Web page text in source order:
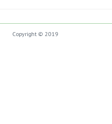
Copyright © 2019